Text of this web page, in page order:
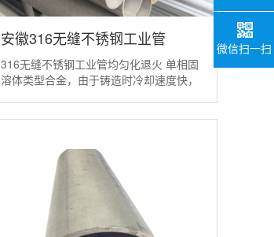
安徽316无缝不锈钢工业管
316无缝不锈钢工业管均匀化退火 单相固
溶体类型合金，由于铸造时冷却速度快，
使合金变脆，塑性降低，造成压力加工困
难，易产生废...
微信扫一扫